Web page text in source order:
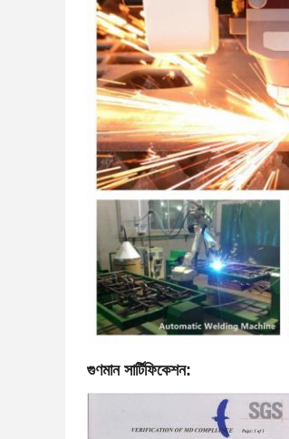
গুণমান সার্টিফিকেশন: